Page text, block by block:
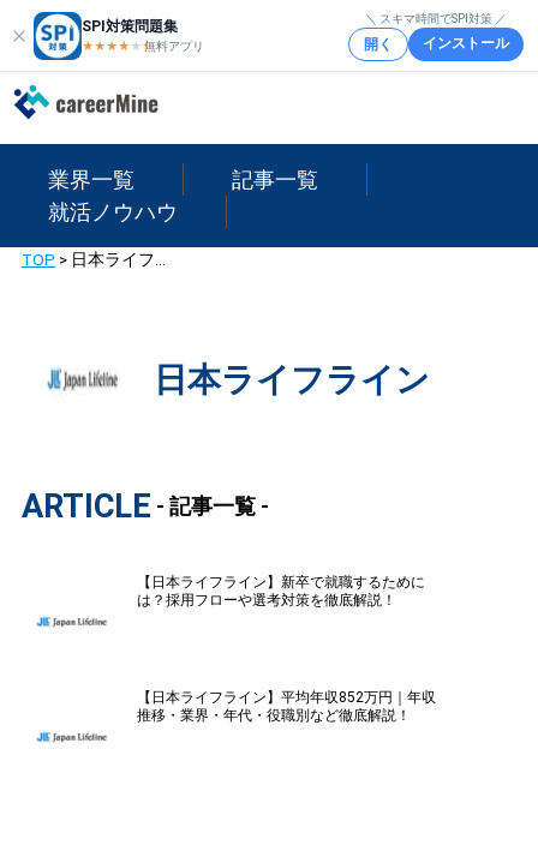
SPI対策問題集
★★★★ ★★
無料アプリ
＼ スキマ時間でSPI対策 ／
開く インストール
業界一覧
記事一覧
就活ノウハウ
TOP >
日本ライフライン
ARTICLE - 記事一覧 -
【日本ライフライン】新卒で就職するために
は？採用フローや選考対策を徹底解説！
【日本ライフライン】平均年収852万円｜年収
推移・業界・年代・役職別など徹底解説！